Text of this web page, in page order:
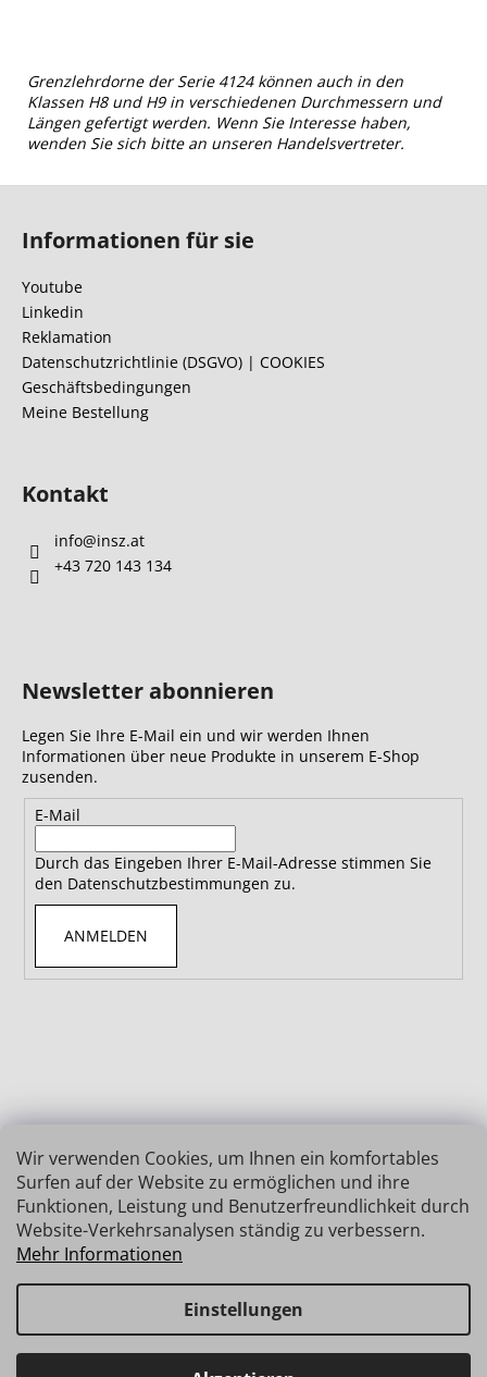
Wir verwenden Cookies, um Ihnen ein komfortables
Surfen auf der Website zu ermöglichen und ihre
Funktionen, Leistung und Benutzerfreundlichkeit durch
Website-Verkehrsanalysen ständig zu verbessern.
Mehr Informationen
Einstellungen
Grenzlehrdorne der Serie 4124 können auch in den
Klassen H8 und H9 in verschiedenen Durchmessern und
Längen gefertigt werden. Wenn Sie Interesse haben,
wenden Sie sich bitte an unseren Handelsvertreter.
Informationen für sie
Youtube
Linkedin
Reklamation
Datenschutzrichtlinie (DSGVO) | COOKIES
Geschäftsbedingungen
Meine Bestellung
Kontakt
info@insz.at
+43 720 143 134
Newsletter abonnieren
Legen Sie Ihre E-Mail ein und wir werden Ihnen
Informationen über neue Produkte in unserem E-Shop
zusenden.
E-Mail
Durch das Eingeben Ihrer E-Mail-Adresse stimmen Sie
den Datenschutzbestimmungen zu.
ANMELDEN
Erstellt von Shoptet
Copyright 2026INSIZE | MESSTECHNIK. Alle Rechte